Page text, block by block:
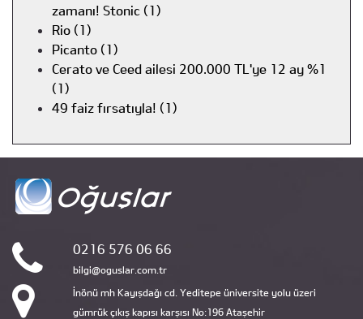
zamanı! Stonic (1)
Rio (1)
Picanto (1)
Cerato ve Ceed ailesi 200.000 TL'ye 12 ay %1
(1)
49 faiz fırsatıyla! (1)
0216 576 06 66
bilgi@oguslar.com.tr
İnönü mh Kayışdağı cd. Yeditepe üniversite yolu üzeri
gümrük çıkış kapısı karşısı No:196 Ataşehir